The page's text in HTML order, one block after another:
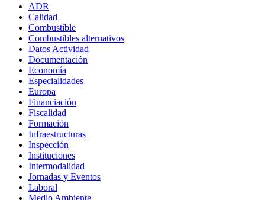
ADR
Calidad
Combustible
Combustibles alternativos
Datos Actividad
Documentación
Economía
Especialidades
Europa
Financiación
Fiscalidad
Formación
Infraestructuras
Inspección
Instituciones
Intermodalidad
Jornadas y Eventos
Laboral
Medio Ambiente